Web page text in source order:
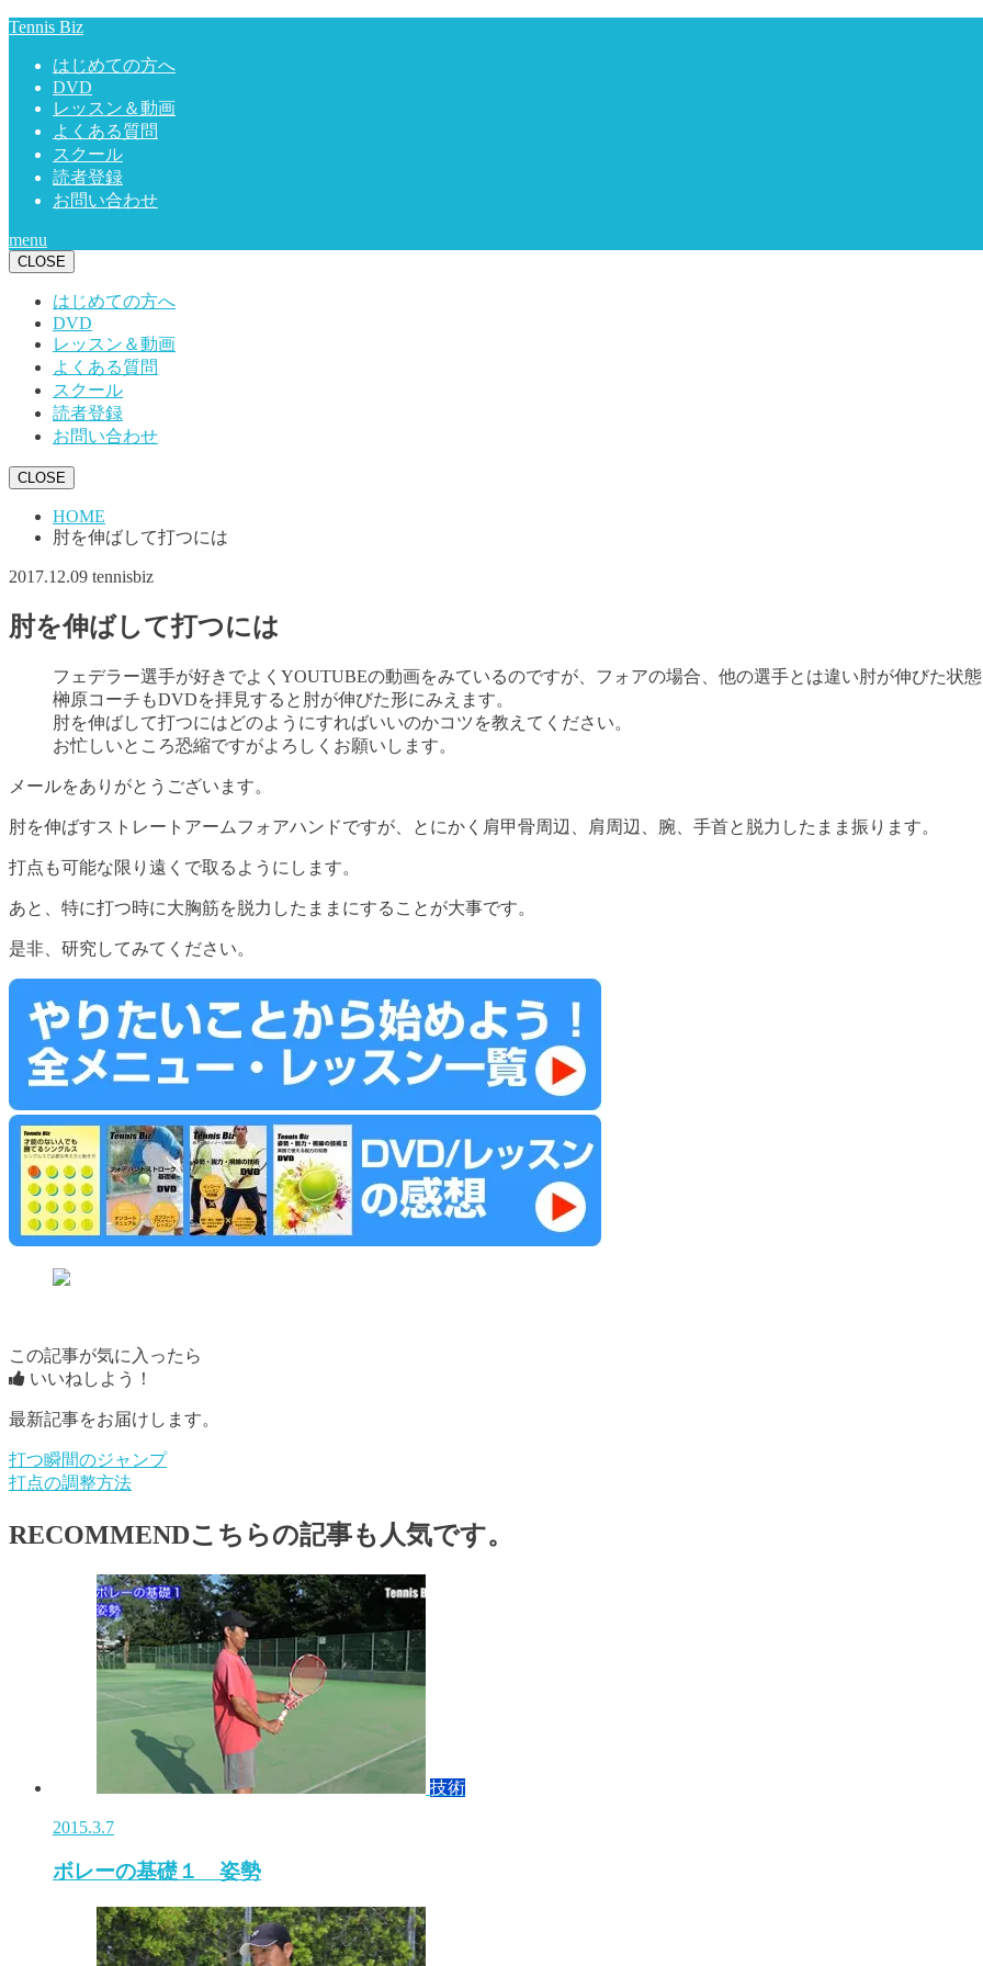
Tennis Biz
はじめての方へ
DVD
レッスン＆動画
よくある質問
スクール
読者登録
お問い合わせ
menu
CLOSE
はじめての方へ
DVD
レッスン＆動画
よくある質問
スクール
読者登録
お問い合わせ
CLOSE
HOME
肘を伸ばして打つには
2017.12.09 tennisbiz
肘を伸ばして打つには
フェデラー選手が好きでよくYOUTUBEの動画をみているのですが、フォアの場合、他の選手とは違い肘が伸びた状態
榊原コーチもDVDを拝見すると肘が伸びた形にみえます。
肘を伸ばして打つにはどのようにすればいいのかコツを教えてください。
お忙しいところ恐縮ですがよろしくお願いします。
メールをありがとうございます。
肘を伸ばすストレートアームフォアハンドですが、とにかく肩甲骨周辺、肩周辺、腕、手首と脱力したまま振ります。
打点も可能な限り遠くで取るようにします。
あと、特に打つ時に大胸筋を脱力したままにすることが大事です。
是非、研究してみてください。
この記事が気に入ったら
いいねしよう！
最新記事をお届けします。
打つ瞬間のジャンプ
打点の調整方法
RECOMMENDこちらの記事も人気です。
技術
2015.3.7
ボレーの基礎１ 姿勢